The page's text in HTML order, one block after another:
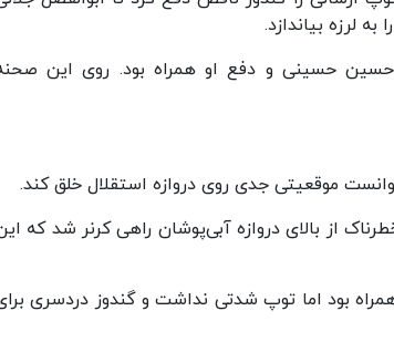
لرزه بیاندازد.
خروج حسین حسینی و دفع او همراه بود. روی این
موقعیتی جدی روی دروازه استقلال خلق کند.
خطرناک از بالای دروازه آبی‌پوشان راهی کرنر شد که
همراه بود اما توپ شدتی نداشت و گندوز دردسری